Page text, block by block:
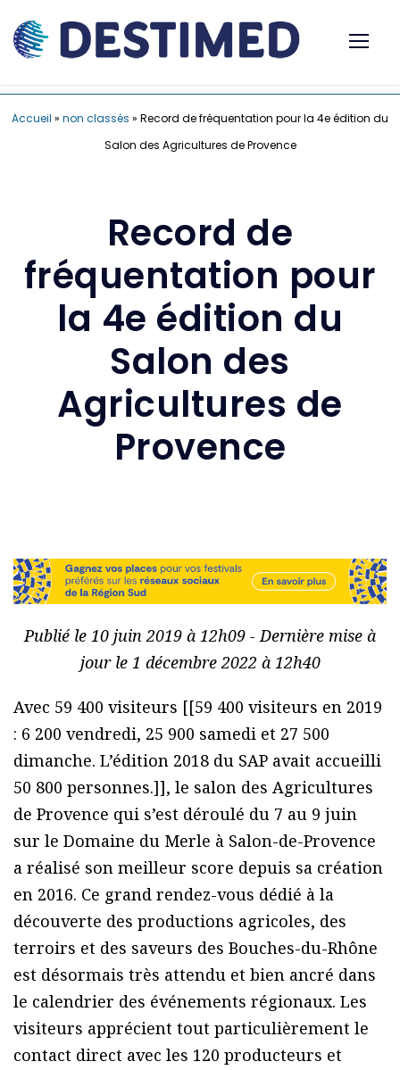
Accueil » non classés » Record de fréquentation pour la 4e édition du
Salon des Agricultures de Provence
Record de
fréquentation pour
la 4e édition du
Salon des
Agricultures de
Provence
Publié le 10 juin 2019 à 12h09 - Dernière mise à
jour le 1 décembre 2022 à 12h40
Avec 59 400 visiteurs [[59 400 visiteurs en 2019
: 6 200 vendredi, 25 900 samedi et 27 500
dimanche. L’édition 2018 du SAP avait accueilli
50 800 personnes.]], le salon des Agricultures
de Provence qui s’est déroulé du 7 au 9 juin
sur le Domaine du Merle à Salon-de-Provence
a réalisé son meilleur score depuis sa création
en 2016. Ce grand rendez-vous dédié à la
découverte des productions agricoles, des
terroirs et des saveurs des Bouches-du-Rhône
est désormais très attendu et bien ancré dans
le calendrier des événements régionaux. Les
visiteurs apprécient tout particulièrement le
contact direct avec les 120 producteurs et